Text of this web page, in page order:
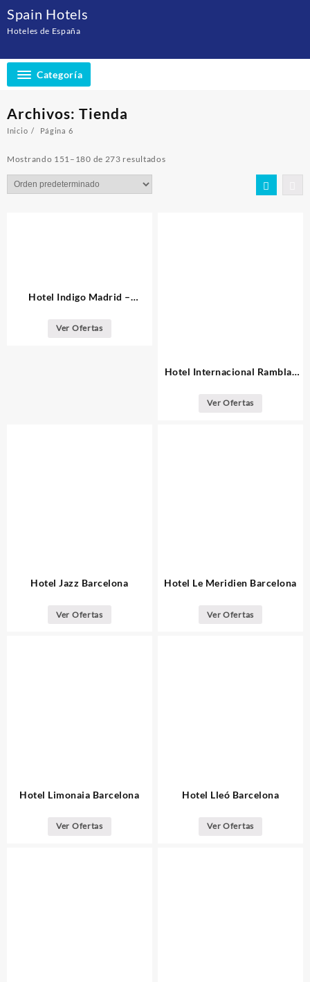
contenido
Spain Hotels
Hoteles de España
Categoría
Archivos: Tienda
Inicio Página 6
Mostrando 151–180 de 273 resultados
Hotel Indigo Madrid –
Ver Ofertas
Hotel Internacional Ramblas
Ver Ofertas
Hotel Jazz Barcelona
Ver Ofertas
Hotel Le Meridien Barcelona
Ver Ofertas
Hotel Limonaia Barcelona
Ver Ofertas
Hotel Lleó Barcelona
Ver Ofertas